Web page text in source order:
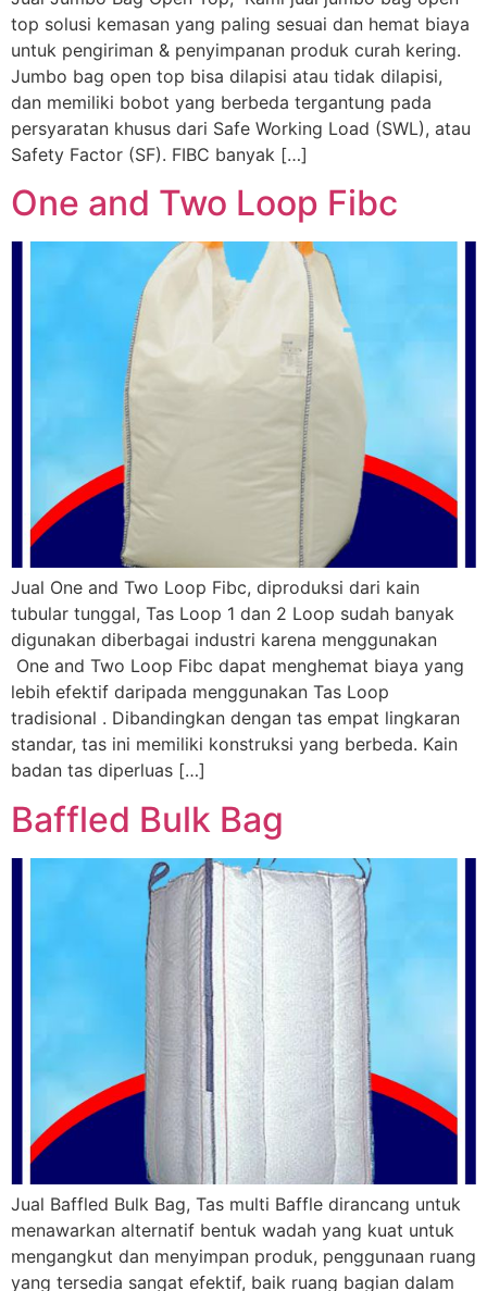
top solusi kemasan yang paling sesuai dan hemat biaya
untuk pengiriman & penyimpanan produk curah kering.
Jumbo bag open top bisa dilapisi atau tidak dilapisi,
dan memiliki bobot yang berbeda tergantung pada
persyaratan khusus dari Safe Working Load (SWL), atau
Safety Factor (SF). FIBC banyak […]
One and Two Loop Fibc
Jual One and Two Loop Fibc, diproduksi dari kain
tubular tunggal, Tas Loop 1 dan 2 Loop sudah banyak
digunakan diberbagai industri karena menggunakan
One and Two Loop Fibc dapat menghemat biaya yang
lebih efektif daripada menggunakan Tas Loop
tradisional . Dibandingkan dengan tas empat lingkaran
standar, tas ini memiliki konstruksi yang berbeda. Kain
badan tas diperluas […]
Baffled Bulk Bag
Jual Baffled Bulk Bag, Tas multi Baffle dirancang untuk
menawarkan alternatif bentuk wadah yang kuat untuk
mengangkut dan menyimpan produk, penggunaan ruang
yang tersedia sangat efektif, baik ruang bagian dalam